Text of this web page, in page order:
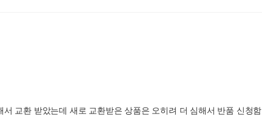
교환 받았는데 새로 교환받은 상품은 오히려 더 심해서 반품 신청함